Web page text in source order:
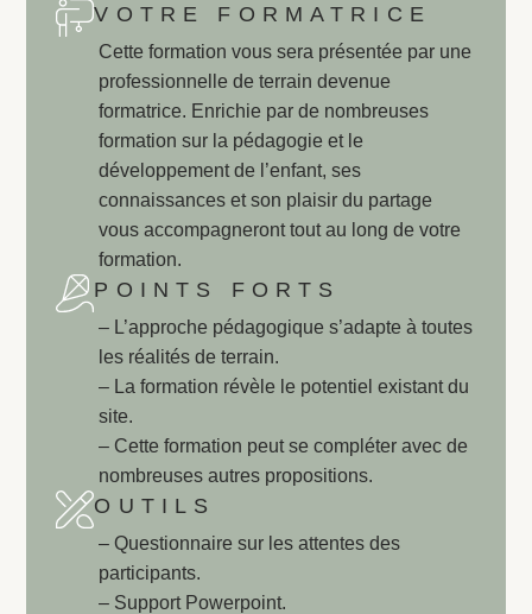
VOTRE FORMATRICE
Cette formation vous sera présentée par une
professionnelle de terrain devenue
formatrice. Enrichie par de nombreuses
formation sur la pédagogie et le
développement de l’enfant, ses
connaissances et son plaisir du partage
vous accompagneront tout au long de votre
formation.
POINTS FORTS
– L’approche pédagogique s’adapte à toutes
les réalités de terrain.
– La formation révèle le potentiel existant du
site.
– Cette formation peut se compléter avec de
nombreuses autres propositions.
OUTILS
– Questionnaire sur les attentes des
participants.
– Support Powerpoint.